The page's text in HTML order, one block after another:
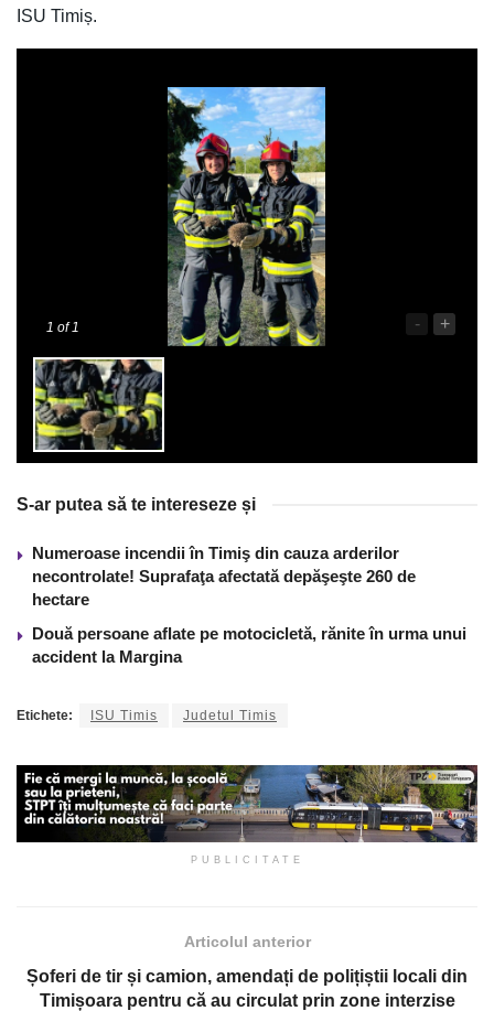
ISU Timiș.
1 of 1 - +
S-ar putea să te intereseze și
Numeroase incendii în Timiş din cauza arderilor
necontrolate! Suprafaţa afectată depăşeşte 260 de
hectare
Două persoane aflate pe motocicletă, rănite în urma unui
accident la Margina
Etichete: ISU Timis Judetul Timis
PUBLICITATE
Articolul anterior
Șoferi de tir și camion, amendați de polițiștii locali din
Timișoara pentru că au circulat prin zone interzise